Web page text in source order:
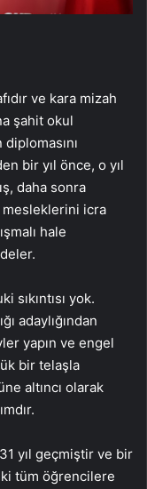
ve kara mizah
şahit okul
bir yıl önce, o yıl
daha sonra
mesleklerini icra
hale
sıkıntısı yok.
adaylığından
yapın ve engel
bir telaşla
altıncı olarak
yıl geçmiştir ve bir
tüm öğrencilere